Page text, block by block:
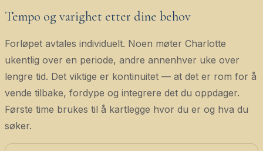
Tempo og varighet etter dine behov
Forløpet avtales individuelt. Noen møter Charlotte
ukentlig over en periode, andre annenhver uke over
lengre tid. Det viktige er kontinuitet — at det er rom for å
vende tilbake, fordype og integrere det du oppdager.
Første time brukes til å kartlegge hvor du er og hva du
søker.